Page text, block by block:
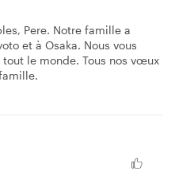
Pere. Notre famille a
et à Osaka. Nous vous
le monde. Tous nos vœux